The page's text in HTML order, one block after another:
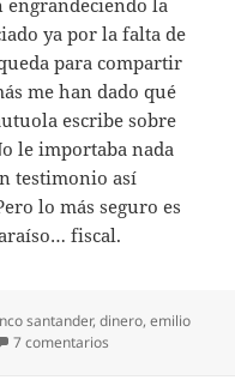
ya por la falta de
para compartir
me han dado qué
escribe sobre
le importaba nada
testimonio así
lo más seguro es
fiscal.
santander,dinero,emilio
7 comentarios